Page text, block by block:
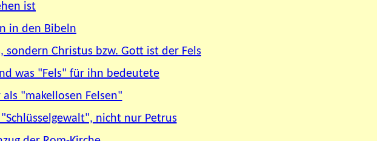
ist
in den Bibeln
Christus bzw. Gott ist der Fels
was "Fels" für ihn bedeutete
"makellosen Felsen"
nicht nur Petrus